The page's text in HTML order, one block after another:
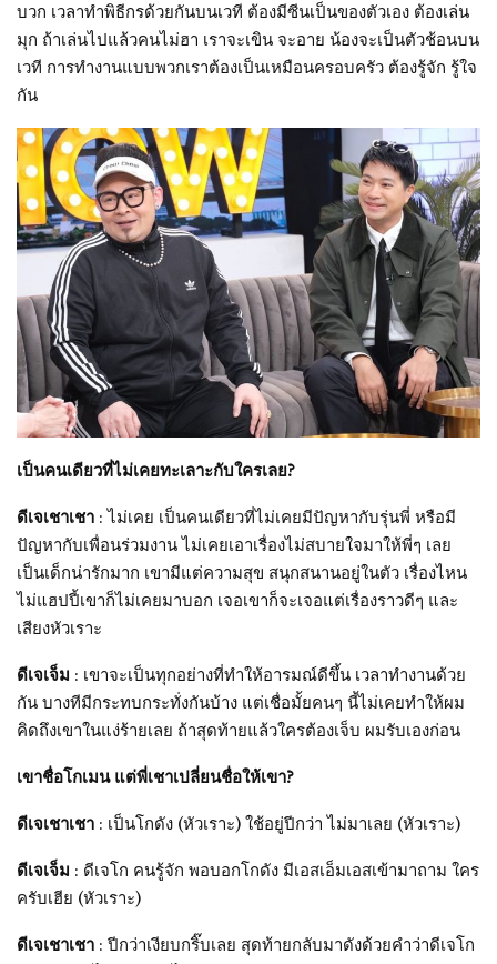
บวก เวลาทำพิธีกรด้วยกันบนเวที ต้องมีซีนเป็นของตัวเอง ต้องเล่น
มุก ถ้าเล่นไปแล้วคนไม่ฮา เราจะเขิน จะอาย น้องจะเป็นตัวช้อนบน
เวที การทำงานแบบพวกเราต้องเป็นเหมือนครอบครัว ต้องรู้จัก รู้ใจ
กัน
เป็นคนเดียวที่ไม่เคยทะเลาะกับใครเลย?
ดีเจเชาเชา : ไม่เคย เป็นคนเดียวที่ไม่เคยมีปัญหากับรุ่นพี่ หรือมี
ปัญหากับเพื่อนร่วมงาน ไม่เคยเอาเรื่องไม่สบายใจมาให้พี่ๆ เลย
เป็นเด็กน่ารักมาก เขามีแต่ความสุข สนุกสนานอยู่ในตัว เรื่องไหน
ไม่แฮปปี้เขาก็ไม่เคยมาบอก เจอเขาก็จะเจอแต่เรื่องราวดีๆ และ
เสียงหัวเราะ
ดีเจเจ็ม : เขาจะเป็นทุกอย่างที่ทำให้อารมณ์ดีขึ้น เวลาทำงานด้วย
กัน บางทีมีกระทบกระทั่งกันบ้าง แต่เชื่อมั้ยคนๆ นี้ไม่เคยทำให้ผม
คิดถึงเขาในแง่ร้ายเลย ถ้าสุดท้ายแล้วใครต้องเจ็บ ผมรับเองก่อน
เขาชื่อโกเมน แต่พี่เชาเปลี่ยนชื่อให้เขา?
ดีเจเชาเชา : เป็นโกดัง (หัวเราะ) ใช้อยู่ปีกว่า ไม่มาเลย (หัวเราะ)
ดีเจเจ็ม : ดีเจโก คนรู้จัก พอบอกโกดัง มีเอสเอ็มเอสเข้ามาถาม ใคร
ครับเฮีย (หัวเราะ)
ดีเจเชาเชา : ปีกว่าเงียบกริ๊บเลย สุดท้ายกลับมาดังด้วยคำว่าดีเจโก